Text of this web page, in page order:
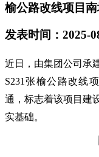
榆公路改线项目
发表时间：2025-
近日
，由集团公司承
S231张榆公路改线
通，标志着该项目建
实基础。